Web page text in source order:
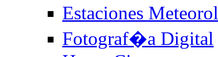
Estaciones
Fotograf�a Digital